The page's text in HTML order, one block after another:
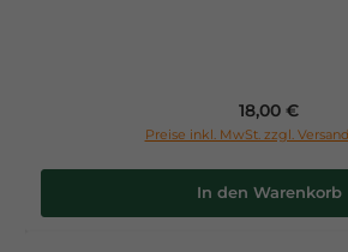
Regulärer
18,00 €
Preise inkl. MwSt. zzgl.
In den Warenkorb